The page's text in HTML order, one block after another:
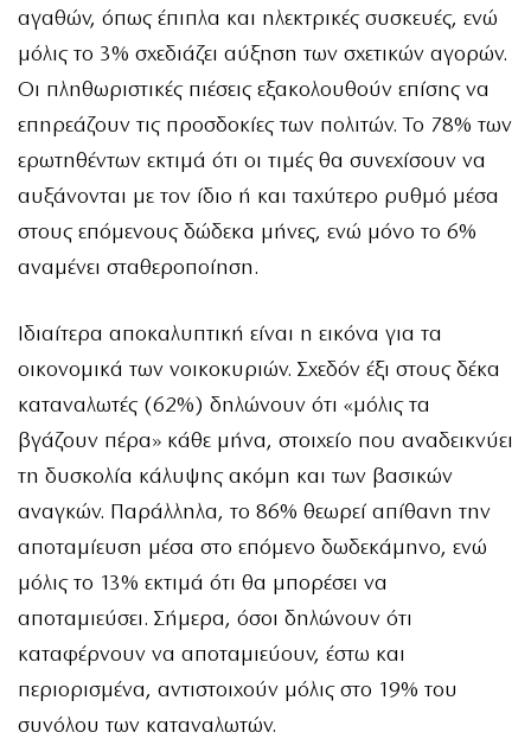
αγαθών, όπως έπιπλα και ηλεκτρικές συσκευές, ενώ
μόλις το 3% σχεδιάζει αύξηση των σχετικών αγορών.
Οι πληθωριστικές πιέσεις εξακολουθούν επίσης να
επηρεάζουν τις προσδοκίες των πολιτών. Το 78% των
ερωτηθέντων εκτιμά ότι οι τιμές θα συνεχίσουν να
αυξάνονται με τον ίδιο ή και ταχύτερο ρυθμό μέσα
στους επόμενους δώδεκα μήνες, ενώ μόνο το 6%
αναμένει σταθεροποίηση.
Ιδιαίτερα αποκαλυπτική είναι η εικόνα για τα
οικονομικά των νοικοκυριών. Σχεδόν έξι στους δέκα
καταναλωτές (62%) δηλώνουν ότι «μόλις τα
βγάζουν πέρα» κάθε μήνα, στοιχείο που αναδεικνύει
τη δυσκολία κάλυψης ακόμη και των βασικών
αναγκών. Παράλληλα, το 86% θεωρεί απίθανη την
αποταμίευση μέσα στο επόμενο δωδεκάμηνο, ενώ
μόλις το 13% εκτιμά ότι θα μπορέσει να
αποταμιεύσει. Σήμερα, όσοι δηλώνουν ότι
καταφέρνουν να αποταμιεύουν, έστω και
περιορισμένα, αντιστοιχούν μόλις στο 19% του
συνόλου των καταναλωτών.